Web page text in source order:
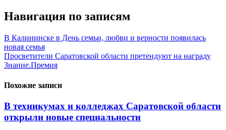
Навигация по записям
В Калининске в День семьи, любви и верности появилась
новая семья
Просветители Саратовской области претендуют на награду
Знание.Премия
Похожие записи
В техникумах и колледжах Саратовской области
открыли новые специальности